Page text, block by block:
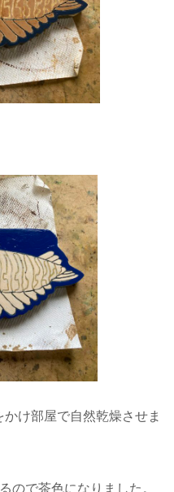
け部屋で自然乾燥させま
ので茶色になりました。